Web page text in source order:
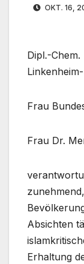
OKT. 16,
Dipl.-
Frau
Frau Dr.
Absichten
Erhaltung